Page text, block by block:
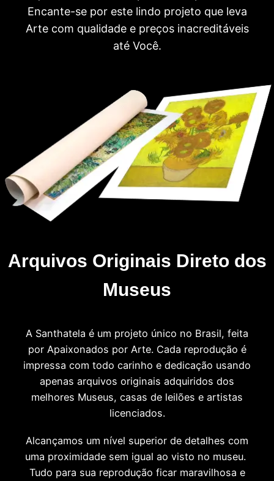
Encante-se por este lindo projeto que leva
Arte com qualidade e preços inacreditáveis
até Você.
Arquivos Originais Direto dos
Museus
A Santhatela é um projeto único no Brasil, feita
por Apaixonados por Arte. Cada reprodução é
impressa com todo carinho e dedicação usando
apenas arquivos originais adquiridos dos
melhores Museus, casas de leilões e artistas
licenciados.
Alcançamos um nível superior de detalhes com
uma proximidade sem igual ao visto no museu.
Tudo para sua reprodução ficar maravilhosa e